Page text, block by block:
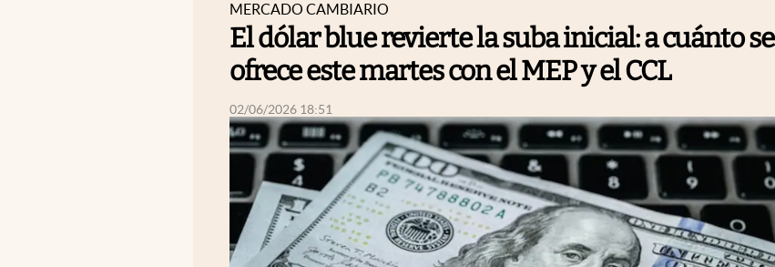
MERCADO CAMBIARIO
El dólar blue revierte la suba inicial: a cuánto se
ofrece este martes con el MEP y el CCL
02/06/2026 18:51